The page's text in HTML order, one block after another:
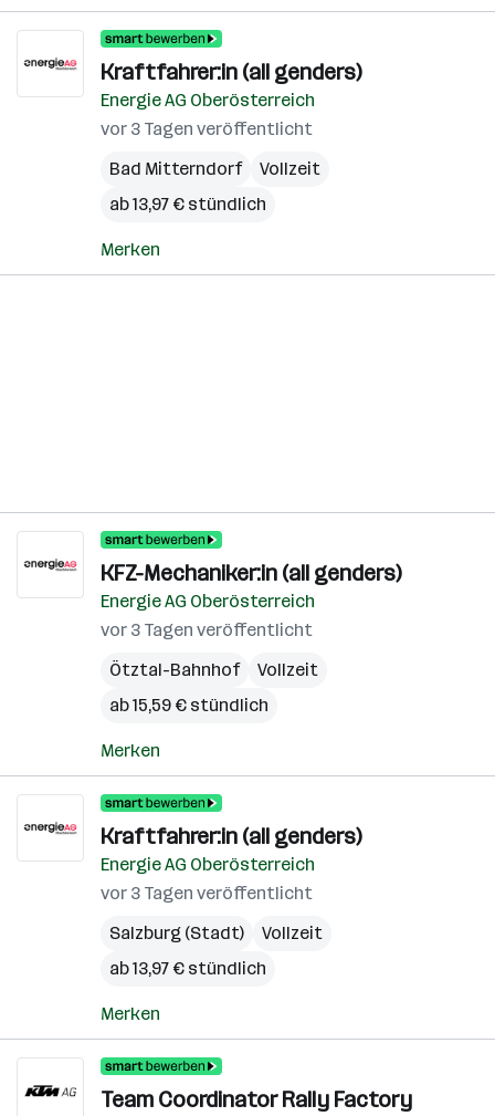
Kraftfahrer:in (all genders)
Energie AG Oberösterreich
vor 3 Tagen veröffentlicht
Bad Mitterndorf
Vollzeit
ab 13,97 € stündlich
Merken
KFZ-Mechaniker:in (all genders)
Energie AG Oberösterreich
vor 3 Tagen veröffentlicht
Ötztal-Bahnhof
Vollzeit
ab 15,59 € stündlich
Merken
Kraftfahrer:in (all genders)
Energie AG Oberösterreich
vor 3 Tagen veröffentlicht
Salzburg (Stadt)
Vollzeit
ab 13,97 € stündlich
Merken
Team Coordinator Rally Factory